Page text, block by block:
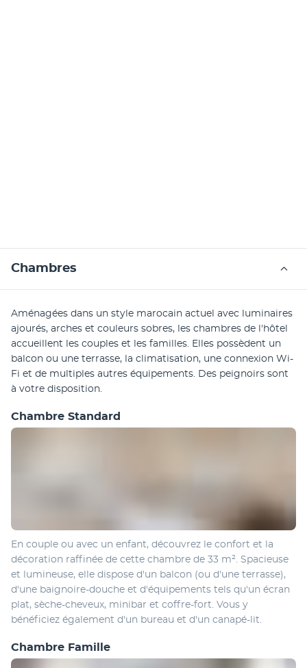
Chambres
Aménagées dans un style marocain actuel avec luminaires
ajourés, arches et couleurs sobres, les chambres de l'hôtel
accueillent les couples et les familles. Elles possèdent un
balcon ou une terrasse, la climatisation, une connexion Wi-
Fi et de multiples autres équipements. Des peignoirs sont
à votre disposition.
Chambre Standard
En couple ou avec un enfant, découvrez le confort et la
décoration raffinée de cette chambre de 33 m². Spacieuse
et lumineuse, elle dispose d'un balcon (ou d'une terrasse),
d'une baignoire-douche et d'équipements tels qu'un écran
plat, sèche-cheveux, minibar et coffre-fort. Vous y
bénéficiez également d'un bureau et d'un canapé-lit.
Chambre Famille